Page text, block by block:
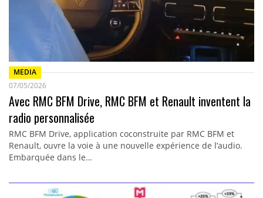
MEDIA
07/05/2026
Avec RMC BFM Drive, RMC BFM et Renault inventent la
radio personnalisée
RMC BFM Drive, application coconstruite par RMC BFM et
Renault, ouvre la voie à une nouvelle expérience de l’audio.
Embarquée dans le…